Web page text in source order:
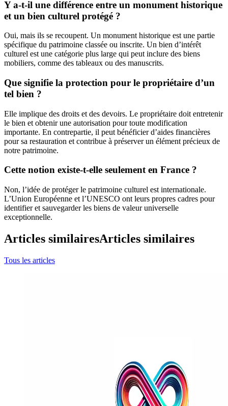
Y a-t-il une différence entre un monument historique
et un bien culturel protégé ?
Oui, mais ils se recoupent. Un monument historique est une partie
spécifique du patrimoine classée ou inscrite. Un bien d’intérêt
culturel est une catégorie plus large qui peut inclure des biens
mobiliers, comme des tableaux ou des manuscrits.
Que signifie la protection pour le propriétaire d’un
tel bien ?
Elle implique des droits et des devoirs. Le propriétaire doit entretenir
le bien et obtenir une autorisation pour toute modification
importante. En contrepartie, il peut bénéficier d’aides financières
pour sa restauration et contribue à préserver un élément précieux de
notre patrimoine.
Cette notion existe-t-elle seulement en France ?
Non, l’idée de protéger le patrimoine culturel est internationale.
L’Union Européenne et l’UNESCO ont leurs propres cadres pour
identifier et sauvegarder les biens de valeur universelle
exceptionnelle.
Articles similairesArticles similaires
Tous les articles